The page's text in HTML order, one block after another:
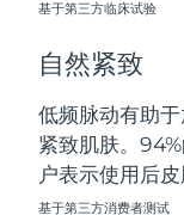
基于第三方临床试验
自然紧致
低频脉动有助
紧致肌肤。
户表示使用后皮
基于第三方消费者测试
罗马尼亚
俄罗斯
沙特阿拉伯
新加坡